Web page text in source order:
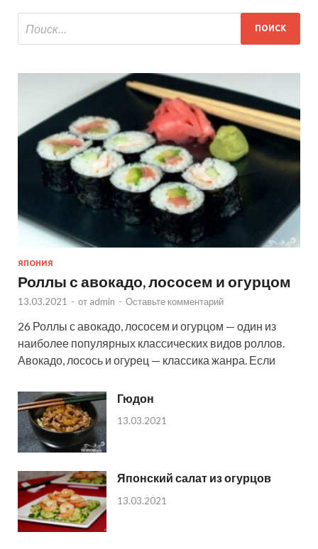
ЯПОНИЯ
Роллы с авокадо, лососем и огурцом
13.03.2021 - от admin - Оставьте комментарий
26 Роллы с авокадо, лососем и огурцом — один из
наиболее популярных классических видов роллов.
Авокадо, лосось и огурец — классика жанра. Если
Гюдон
13.03.2021
Японский салат из огурцов
13.03.2021